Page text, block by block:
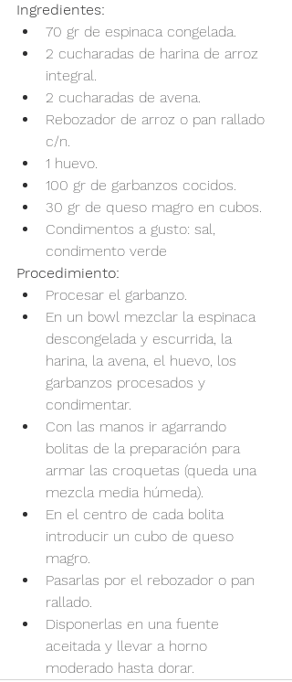
Ingredientes:
70 gr de espinaca congelada.
2 cucharadas de harina de arroz
integral.
2 cucharadas de avena.
Rebozador de arroz o pan rallado
c/n.
1 huevo.
100 gr de garbanzos cocidos.
30 gr de queso magro en cubos.
Condimentos a gusto: sal,
condimento verde
Procedimiento:
Procesar el garbanzo.
En un bowl mezclar la espinaca
descongelada y escurrida, la
harina, la avena, el huevo, los
garbanzos procesados y
condimentar.
Con las manos ir agarrando
bolitas de la preparación para
armar las croquetas (queda una
mezcla media húmeda).
En el centro de cada bolita
introducir un cubo de queso
magro.
Pasarlas por el rebozador o pan
rallado.
Disponerlas en una fuente
aceitada y llevar a horno
moderado hasta dorar.